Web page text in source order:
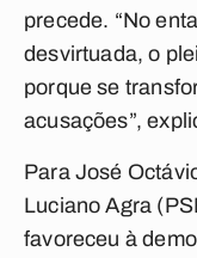
precede. “No
desvirtuada, o
porque se
acusações”,
Para José
Luciano Agra
favoreceu à